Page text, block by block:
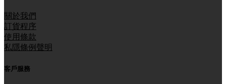
關於我們
訂貨程序
使用條款
私隱條例聲明
客戶服務